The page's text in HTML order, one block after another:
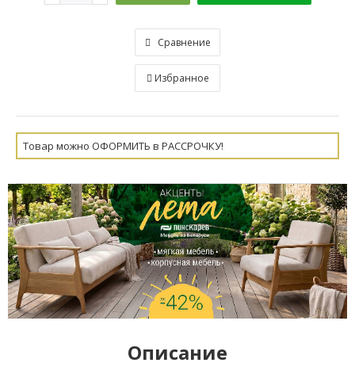
Сравнение
Избранное
Товар можно ОФОРМИТЬ в РАССРОЧКУ!
Описание